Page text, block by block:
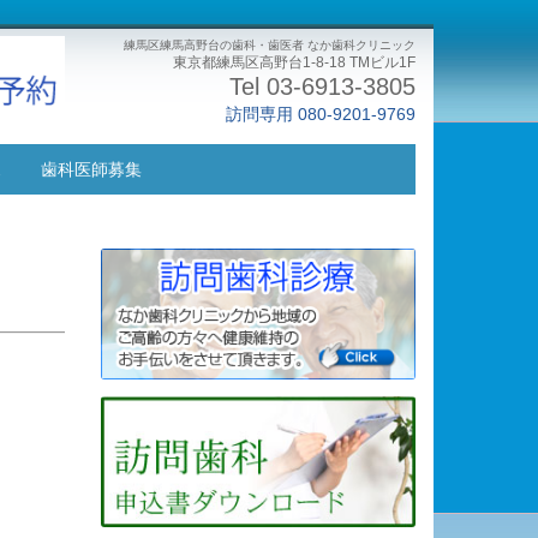
練馬区練馬高野台の歯科・歯医者 なか歯科クリニック
東京都練馬区高野台1-8-18 TMビル1F
Tel 03-6913-3805
訪問専用 080-9201-9769
歯科医師募集